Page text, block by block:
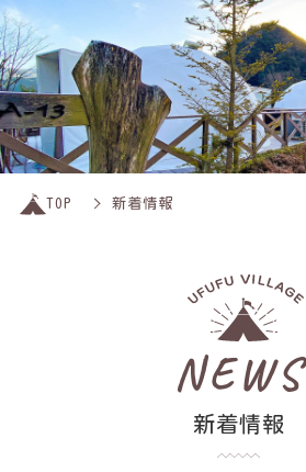
TOP 新着情報
NEWS
新着情報